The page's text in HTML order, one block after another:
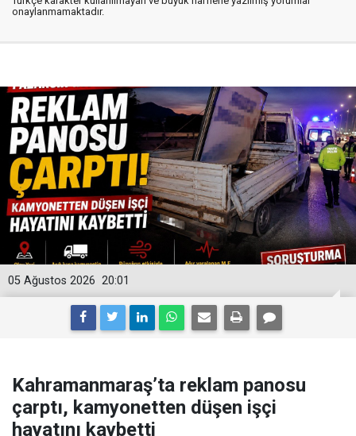
onaylanmamaktadır.
20:01
05 Ağustos 2026
Kahramanmaraş’ta reklam panosu
çarptı, kamyonetten düşen işçi
hayatını kaybetti